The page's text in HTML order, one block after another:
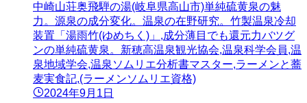
中崎山荘奥飛騨の湯(岐阜県高山市)単純硫黄泉の魅
力。源泉の成分変化。温泉の在野研究。竹製温泉冷却
装置「湯雨竹(ゆめちく)」,成分薄目でも還元力バツグ
ンの単純硫黄泉。新穂高温泉観光協会,温泉科学会員,温
泉地域学会,温泉ソムリエ分析書マスター,ラーメンと蕎
麦実食記,(ラーメンソムリエ資格)
2024年9月1日